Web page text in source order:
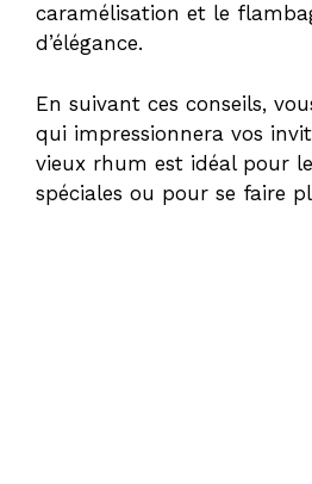
caramélisation et le
d’élégance.
En suivant ces conseils,
qui impressionnera vos
vieux rhum est idéal pour
spéciales ou pour se faire